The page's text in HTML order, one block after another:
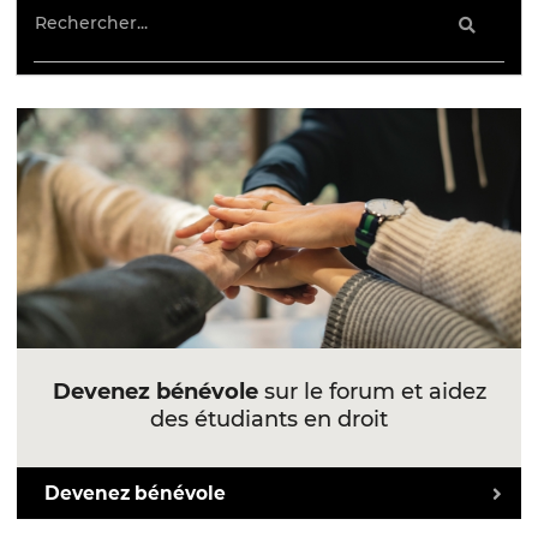
Devenez bénévolesur le forum et aidez
des étudiants en droit
Devenez bénévole